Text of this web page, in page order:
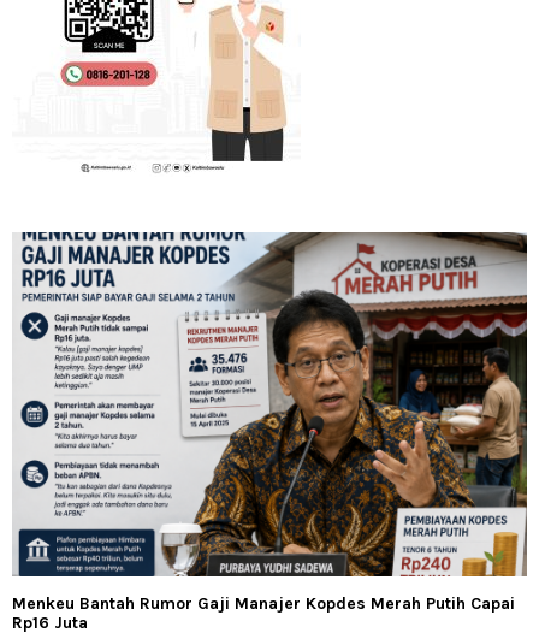
Menkeu Bantah Rumor Gaji Manajer Kopdes Merah Putih Capai
Rp16 Juta